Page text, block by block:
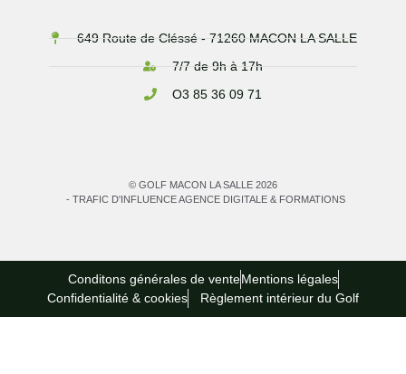
649 Route de Cléssé - 71260 MACON LA SALLE
7/7 de 9h à 17h
O3 85 36 09 71
© GOLF MACON LA SALLE 2026
- TRAFIC D'INFLUENCE AGENCE DIGITALE & FORMATIONS
Conditons générales de venteMentions légales
Confidentialité & cookies
Règlement intérieur du Golf